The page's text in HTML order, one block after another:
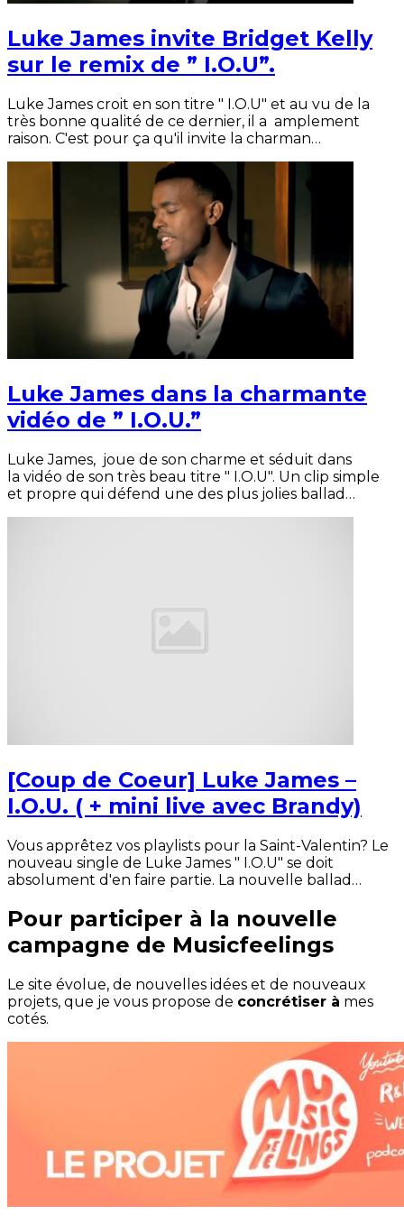
Luke James invite Bridget Kelly
sur le remix de ” I.O.U”.
Luke James croit en son titre " I.O.U" et au vu de la
très bonne qualité de ce dernier, il a amplement
raison. C'est pour ça qu'il invite la charman…
Luke James dans la charmante
vidéo de ” I.O.U.”
Luke James, joue de son charme et séduit dans
la vidéo de son très beau titre " I.O.U". Un clip simple
et propre qui défend une des plus jolies ballad…
[Coup de Coeur] Luke James –
I.O.U. ( + mini live avec Brandy)
Vous apprêtez vos playlists pour la Saint-Valentin? Le
nouveau single de Luke James " I.O.U" se doit
absolument d'en faire partie. La nouvelle ballad…
Pour participer à la nouvelle
campagne de Musicfeelings
Le site évolue, de nouvelles idées et de nouveaux
projets, que je vous propose de concrétiser à mes
cotés.